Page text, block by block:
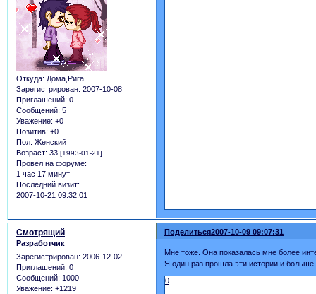
Откуда: Дома,Рига
Зарегистрирован: 2007-10-08
Приглашений: 0
Сообщений: 5
Уважение: +0
Позитив: +0
Пол: Женский
Возраст: 33 [1993-01-21]
Провел на форуме:
1 час 17 минут
Последний визит:
2007-10-21 09:32:01
Поделиться2007-10-09 09:07:31
Смотрящий
Разработчик
Зарегистрирован: 2006-12-02
Приглашений: 0
Сообщений: 1000
Уважение: +1219
Мне тоже. Она показалась мне более
Я один раз прошла эти истории и больше
0